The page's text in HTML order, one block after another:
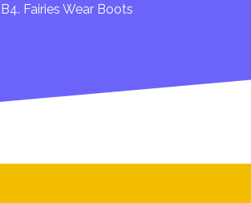
B4. Fairies Wear Boots